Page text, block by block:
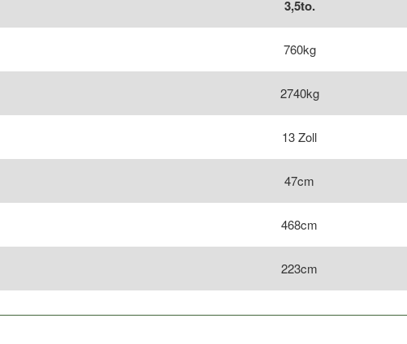
3,5to.
760kg
2740kg
13 Zoll
47cm
468cm
223cm